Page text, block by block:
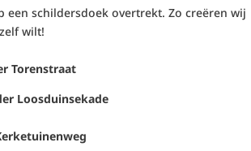
schildersdoek overtrekt. Zo creëren wij
wilt!
Torenstraat
Loosduinsekade